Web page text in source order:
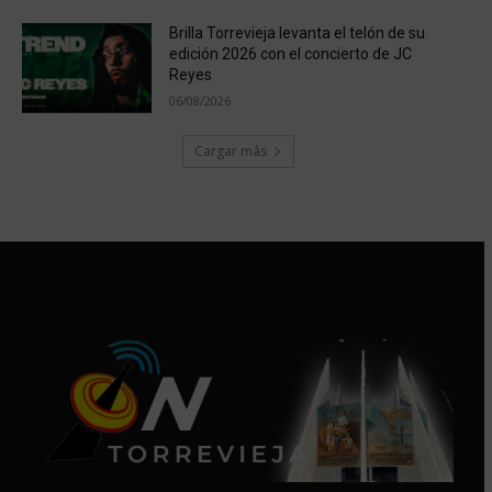
Brilla Torrevieja levanta el telón de su
edición 2026 con el concierto de JC
Reyes
06/08/2026
Cargar más